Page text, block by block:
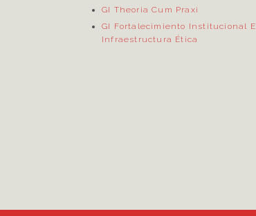
GI Theoria Cum Praxi
GI Fortalecimiento Institucional E
Infraestructura Ética